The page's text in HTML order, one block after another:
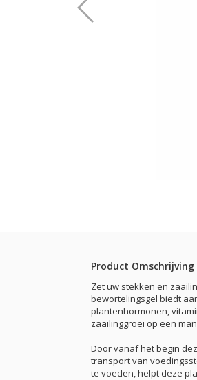
Product Omschrijving
Zet uw stekken en
bewortelingsgel biedt
plantenhormonen,
zaailinggroei op een
Door vanaf het begin
transport van
te voeden, helpt deze